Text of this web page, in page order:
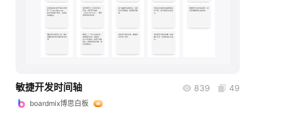
敏捷开发时间轴 839 49
boardmix博思白板